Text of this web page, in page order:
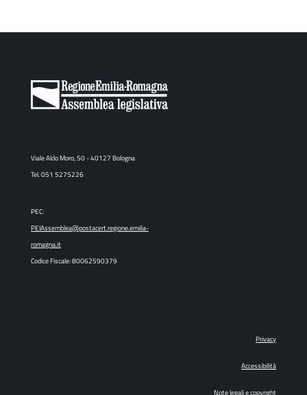
Viale Aldo Moro, 50 - 40127 Bologna
Tel. 051 5275226
PEC:
PEIAssemblea@postacert.regione.emilia-
romagna.it
Codice Fiscale: 80062590379
Privacy
Accessibilità
Note legali e copyright